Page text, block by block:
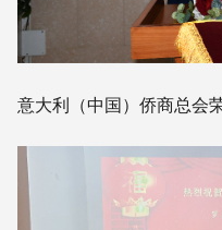
意大利（中国）侨商总会